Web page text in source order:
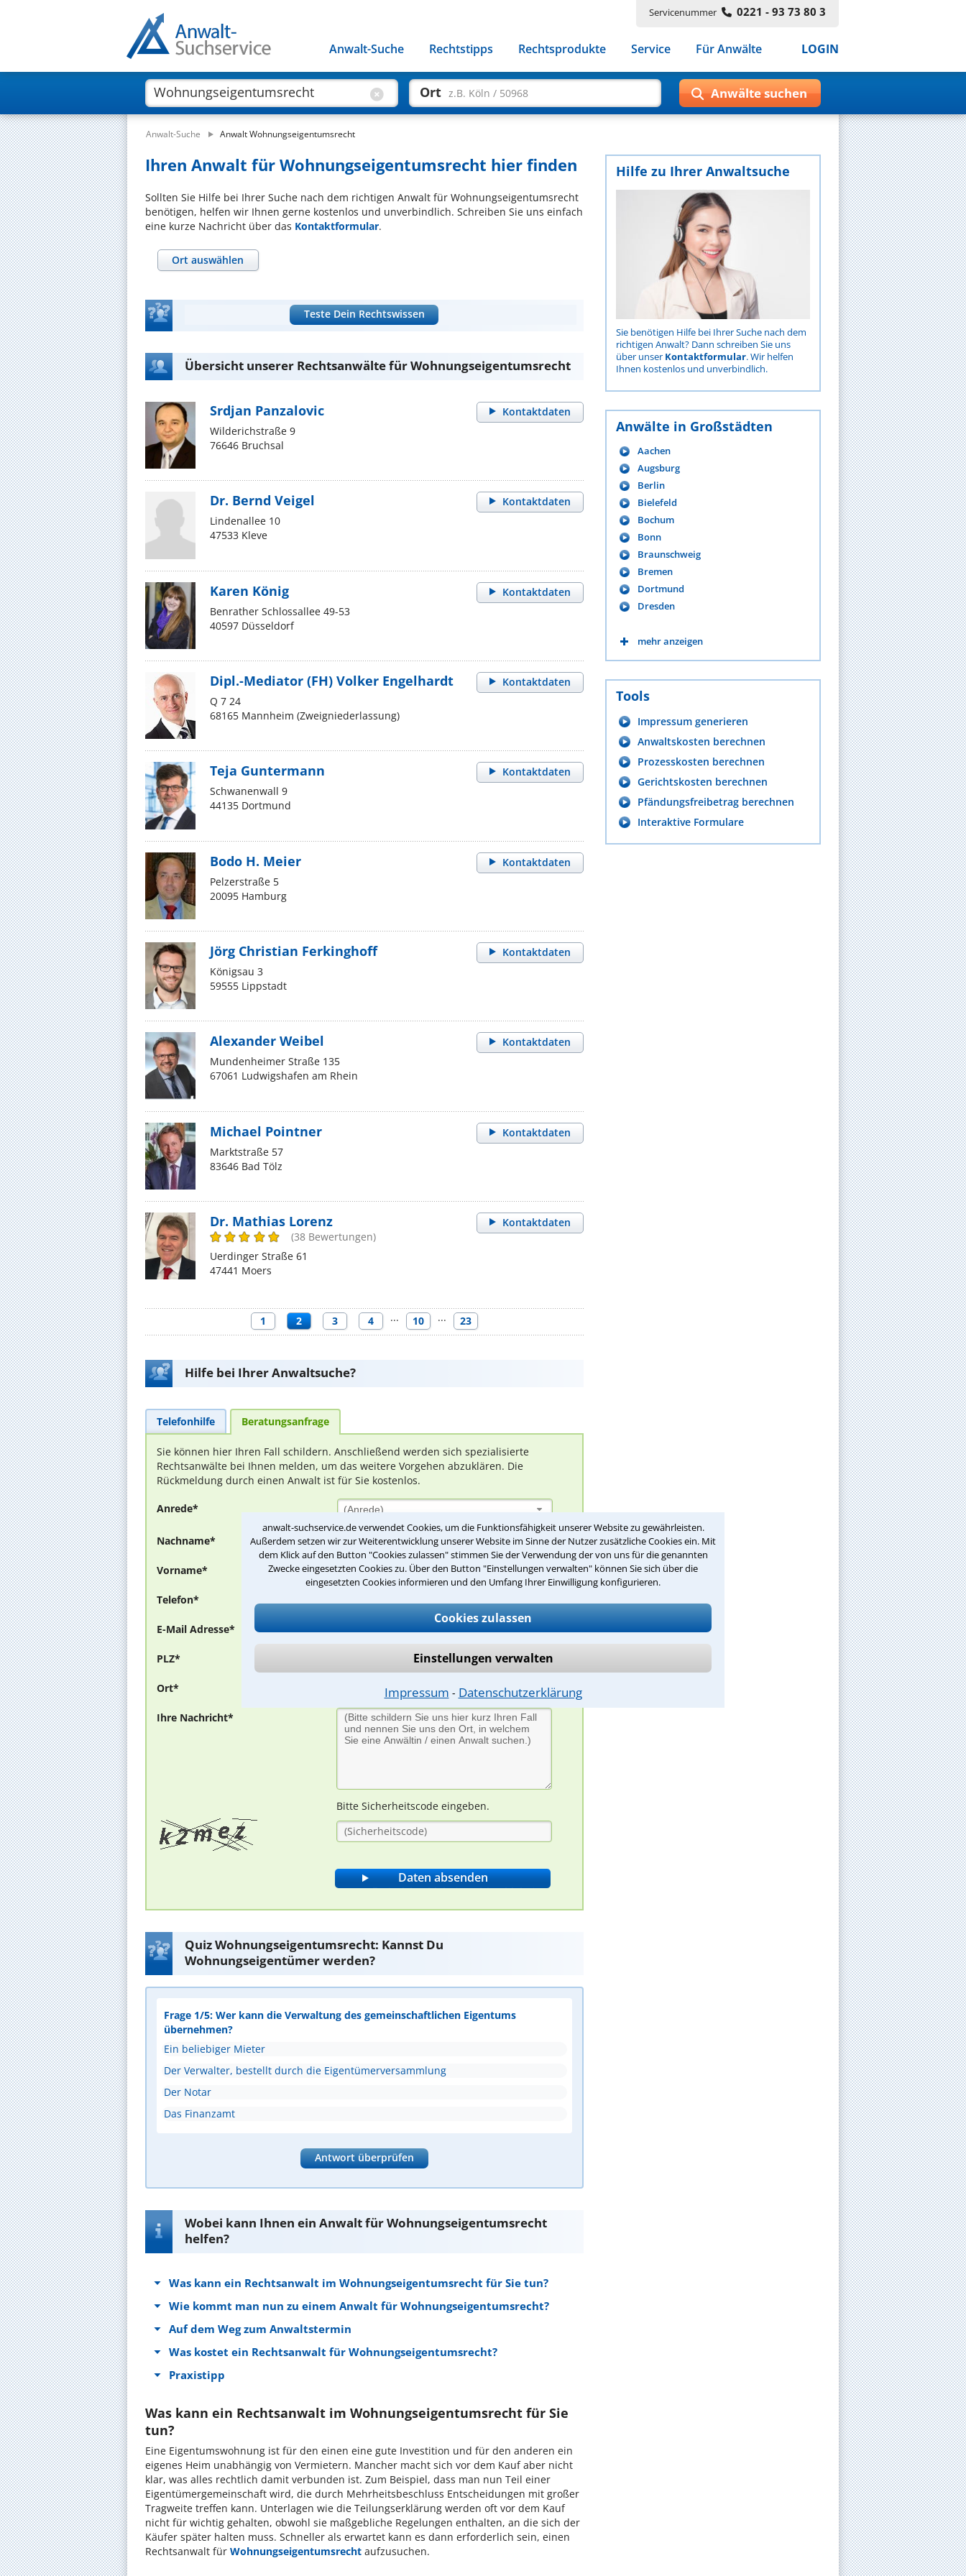
anwalt-suchservice.de verwendet Cookies, um die Funktionsfähigkeit unserer Website zu gewährleisten.
Außerdem setzen wir zur Weiterentwicklung unserer Website im Sinne der Nutzer zusätzliche Cookies ein. Mit
dem Klick auf den Button "Cookies zulassen" stimmen Sie der Verwendung der von uns für die genannten
Zwecke eingesetzten Cookies zu. Über den Button "Einstellungen verwalten" können Sie sich über die
eingesetzten Cookies informieren und den Umfang Ihrer Einwilligung konfigurieren.
Cookies zulassen
Einstellungen verwalten
Impressum ⁃ Datenschutzerklärung
Servicenummer 0221 - 93 73 80 3
Anwalt-Suche Rechtstipps Rechtsprodukte Service Für Anwälte LOGIN
Ort z.B. Köln / 50968
Anwalt-Suche Anwalt Wohnungseigentumsrecht
Ihren Anwalt für Wohnungseigentumsrecht hier finden
Sollten Sie Hilfe bei Ihrer Suche nach dem richtigen Anwalt für Wohnungseigentumsrecht
benötigen, helfen wir Ihnen gerne kostenlos und unverbindlich. Schreiben Sie uns einfach
eine kurze Nachricht über das Kontaktformular.
Ort auswählen
Teste Dein Rechtswissen
Übersicht unserer Rechtsanwälte für Wohnungseigentumsrecht
Kontaktdaten
Srdjan Panzalovic
Wilderichstraße 9
76646 Bruchsal
Kontaktdaten
Dr. Bernd Veigel
Lindenallee 10
47533 Kleve
Kontaktdaten
Karen König
Benrather Schlossallee 49-53
40597 Düsseldorf
Kontaktdaten
Dipl.-Mediator (FH) Volker Engelhardt
Q 7 24
68165 Mannheim (Zweigniederlassung)
Kontaktdaten
Teja Guntermann
Schwanenwall 9
44135 Dortmund
Kontaktdaten
Bodo H. Meier
Pelzerstraße 5
20095 Hamburg
Kontaktdaten
Jörg Christian Ferkinghoff
Königsau 3
59555 Lippstadt
Kontaktdaten
Alexander Weibel
Mundenheimer Straße 135
67061 Ludwigshafen am Rhein
Kontaktdaten
Michael Pointner
Marktstraße 57
83646 Bad Tölz
Kontaktdaten
Dr. Mathias Lorenz
(38 Bewertungen)
Uerdinger Straße 61
47441 Moers
1 2 3 4 ··· 10 ··· 23
Hilfe bei Ihrer Anwaltsuche?
Telefonhilfe Beratungsanfrage
Sie können hier Ihren Fall schildern. Anschließend werden sich spezialisierte
Rechtsanwälte bei Ihnen melden, um das weitere Vorgehen abzuklären. Die
Rückmeldung durch einen Anwalt ist für Sie kostenlos.
Anrede* (Anrede)
Nachname*
Vorname*
Telefon*
E-Mail Adresse*
PLZ*
Ort*
Ihre Nachricht*
Bitte Sicherheitscode eingeben.
Quiz Wohnungseigentumsrecht: Kannst Du
Wohnungseigentümer werden?
Frage 1/5: Wer kann die Verwaltung des gemeinschaftlichen Eigentums
übernehmen?
Ein beliebiger Mieter
Der Verwalter, bestellt durch die Eigentümerversammlung
Der Notar
Das Finanzamt
Antwort überprüfen
Wobei kann Ihnen ein Anwalt für Wohnungseigentumsrecht
helfen?
Was kann ein Rechtsanwalt im Wohnungseigentumsrecht für Sie tun?
Wie kommt man nun zu einem Anwalt für Wohnungseigentumsrecht?
Auf dem Weg zum Anwaltstermin
Was kostet ein Rechtsanwalt für Wohnungseigentumsrecht?
Praxistipp
Was kann ein Rechtsanwalt im Wohnungseigentumsrecht für Sie
tun?
Eine Eigentumswohnung ist für den einen eine gute Investition und für den anderen ein
eigenes Heim unabhängig von Vermietern. Mancher macht sich vor dem Kauf aber nicht
klar, was alles rechtlich damit verbunden ist. Zum Beispiel, dass man nun Teil einer
Eigentümergemeinschaft wird, die durch Mehrheitsbeschluss Entscheidungen mit großer
Tragweite treffen kann. Unterlagen wie die Teilungserklärung werden oft vor dem Kauf
nicht für wichtig gehalten, obwohl sie maßgebliche Regelungen enthalten, an die sich der
Käufer später halten muss. Schneller als erwartet kann es dann erforderlich sein, einen
Rechtsanwalt für Wohnungseigentumsrecht aufzusuchen.
Hilfe zu Ihrer Anwaltsuche
Sie benötigen Hilfe bei Ihrer Suche nach dem
richtigen Anwalt? Dann schreiben Sie uns
über unser Kontaktformular. Wir helfen
Ihnen kostenlos und unverbindlich.
Anwälte in Großstädten
Aachen
Augsburg
Berlin
Bielefeld
Bochum
Bonn
Braunschweig
Bremen
Dortmund
Dresden
mehr anzeigen
Tools
Impressum generieren
Anwaltskosten berechnen
Prozesskosten berechnen
Gerichtskosten berechnen
Pfändungsfreibetrag berechnen
Interaktive Formulare